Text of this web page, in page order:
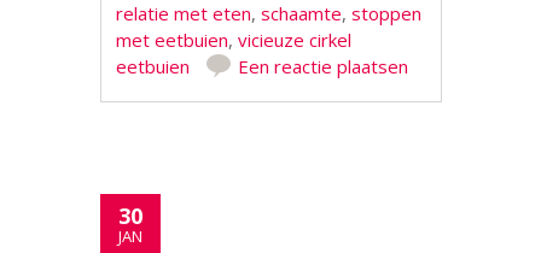
relatie met eten,schaamte,stoppen
met eetbuien,vicieuze cirkel
eetbuien
Een reactie plaatsen
30
JAN